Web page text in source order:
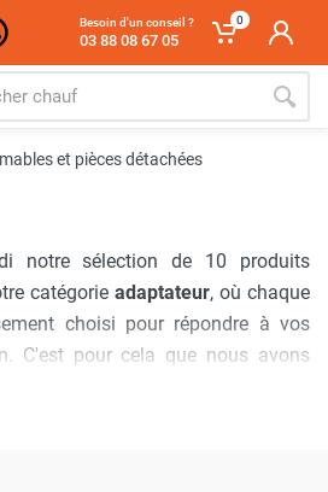
Besoin d'un conseil ?
03 88 08 67 05
0
et pièces détachées
notre sélection de 10 produits
catégorie adaptateur, où chaque
choisi pour répondre à vos
C'est pour cela que nous avons
: